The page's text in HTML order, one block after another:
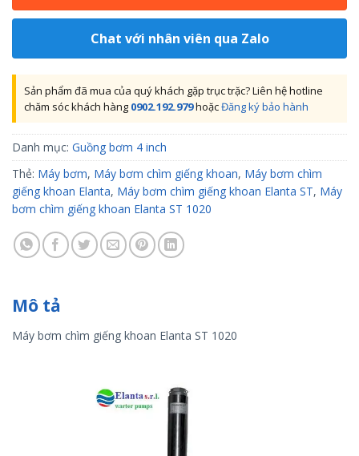
Chat với nhân viên qua Zalo
Sản phẩm đã mua của quý khách gặp trục trặc? Liên hệ hotline
chăm sóc khách hàng 0902.192.979hoặcĐăng ký bảo hành
Danh mục: Guồng bơm 4 inch
Thẻ: Máy bơm, Máy bơm chìm giếng khoan, Máy bơm chìm
giếng khoan Elanta, Máy bơm chìm giếng khoan Elanta ST, Máy
bơm chìm giếng khoan Elanta ST 1020
Mô tả
Máy bơm chìm giếng khoan Elanta ST 1020